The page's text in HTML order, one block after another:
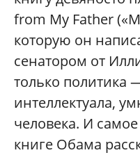
from My Father
которую он
сенатором от
только политика
интеллектуала,
человека. И
книге Обама